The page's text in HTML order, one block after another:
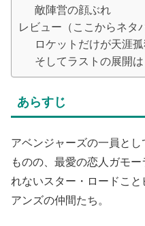
敵陣営の顔ぶれ
レビュー（ここからネタ
ロケットだけが天涯
そしてラストの展開は
あらすじ
アベンジャーズの一員と
ものの、最愛の恋人ガモ
れないスター・ロードこ
アンズの仲間たち。